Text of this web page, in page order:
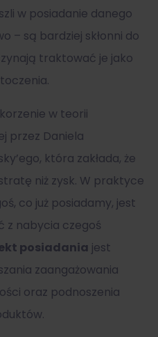
w posiadanie danego
– są bardziej skłonni do
traktować je jako
w teorii
przez Daniela
która zakłada, że
niż zysk. W praktyce
co już posiadamy, jest
z nabycia czegoś
posiadania jest
zaangażowania
oraz podnoszenia